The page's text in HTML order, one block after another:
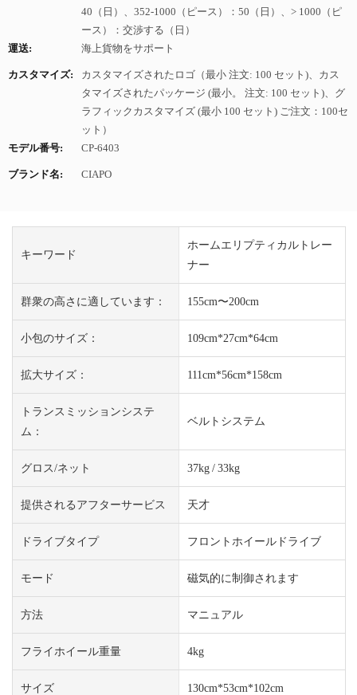
40（日）、352-1000（ピース）：50（日）、> 1000（ピ
ース）：交渉する（日）
運送:
海上貨物をサポート
カスタマイズ:
カスタマイズされたロゴ（最小 注文: 100 セット)、カス
タマイズされたパッケージ (最小。 注文: 100 セット)、グ
ラフィックカスタマイズ (最小 100 セット) ご注文：100セ
ット）
モデル番号:
CP-6403
ブランド名: CIAPO
キーワード
ホームエリプティカルトレー
ナー
群衆の高さに適しています： 155cm〜200cm
小包のサイズ： 109cm*27cm*64cm
拡大サイズ： 111cm*56cm*158cm
トランスミッションシステ
ム：
ベルトシステム
グロス/ネット 37kg / 33kg
提供されるアフターサービス 天才
ドライブタイプ フロントホイールドライブ
モード 磁気的に制御されます
方法 マニュアル
フライホイール重量 4kg
サイズ 130cm*53cm*102cm